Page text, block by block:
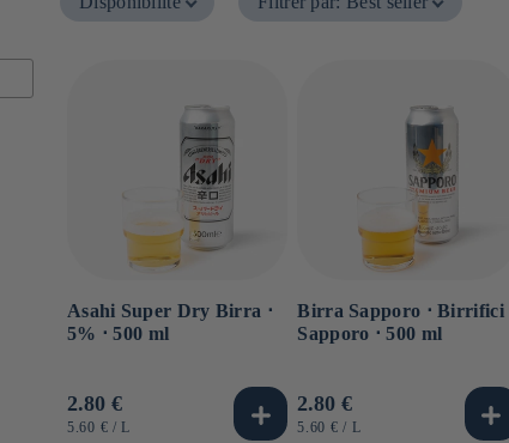
Asahi Super Dry Birra ⋅
5% ⋅ 500 ml
Prezzo
di
2.80 €
PREZZO
5.60 € / PER
L
Birra Sapporo ⋅ Birrifici
Sapporo ⋅ 500 ml
Prezzo
di
2.80 €
PREZZO
5.60 € / PER
L